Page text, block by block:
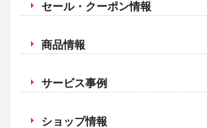
セール・クーポン情報
商品情報
サービス事例
ショップ情報